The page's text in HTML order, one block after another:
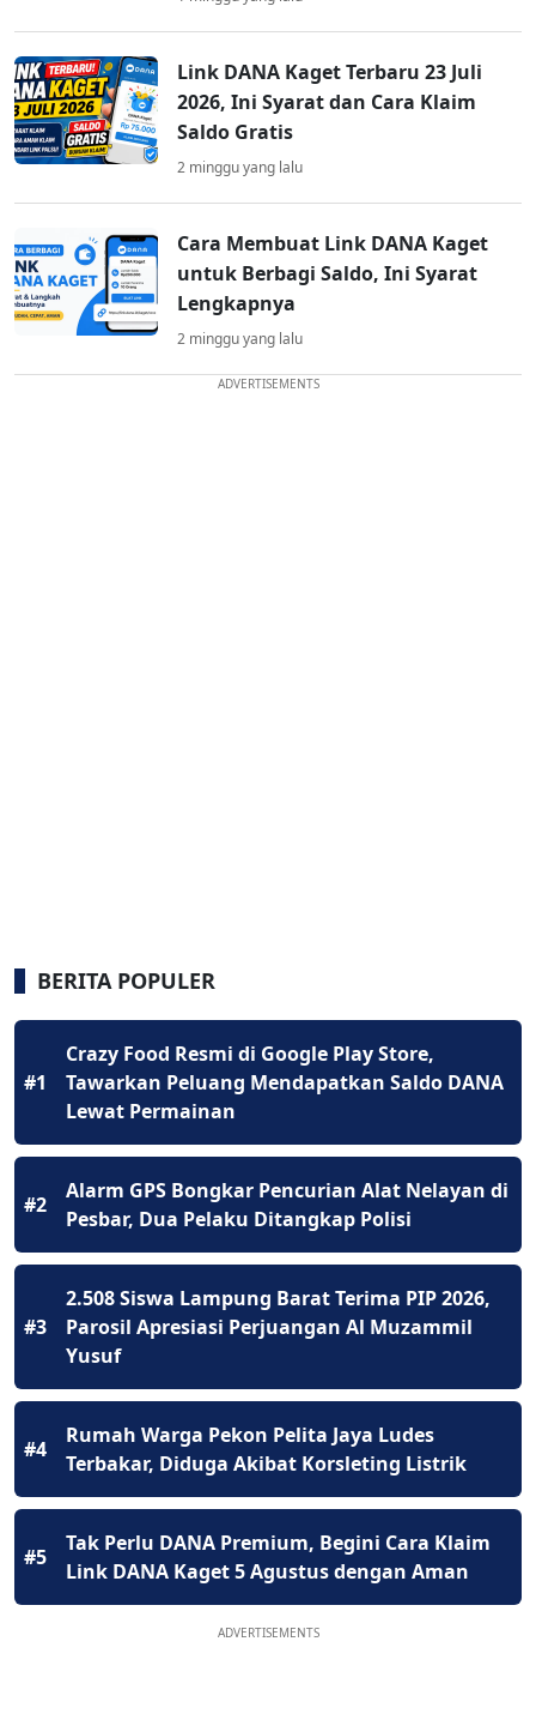
Link DANA Kaget Terbaru 23 Juli
2026, Ini Syarat dan Cara Klaim
Saldo Gratis
2 minggu yang lalu
Cara Membuat Link DANA Kaget
untuk Berbagi Saldo, Ini Syarat
Lengkapnya
2 minggu yang lalu
ADVERTISEMENTS
BERITA POPULER
#1
Crazy Food Resmi di Google Play Store,
Tawarkan Peluang Mendapatkan Saldo DANA
Lewat Permainan
#2
Alarm GPS Bongkar Pencurian Alat Nelayan di
Pesbar, Dua Pelaku Ditangkap Polisi
#3
2.508 Siswa Lampung Barat Terima PIP 2026,
Parosil Apresiasi Perjuangan Al Muzammil
Yusuf
#4
Rumah Warga Pekon Pelita Jaya Ludes
Terbakar, Diduga Akibat Korsleting Listrik
#5
Tak Perlu DANA Premium, Begini Cara Klaim
Link DANA Kaget 5 Agustus dengan Aman
ADVERTISEMENTS